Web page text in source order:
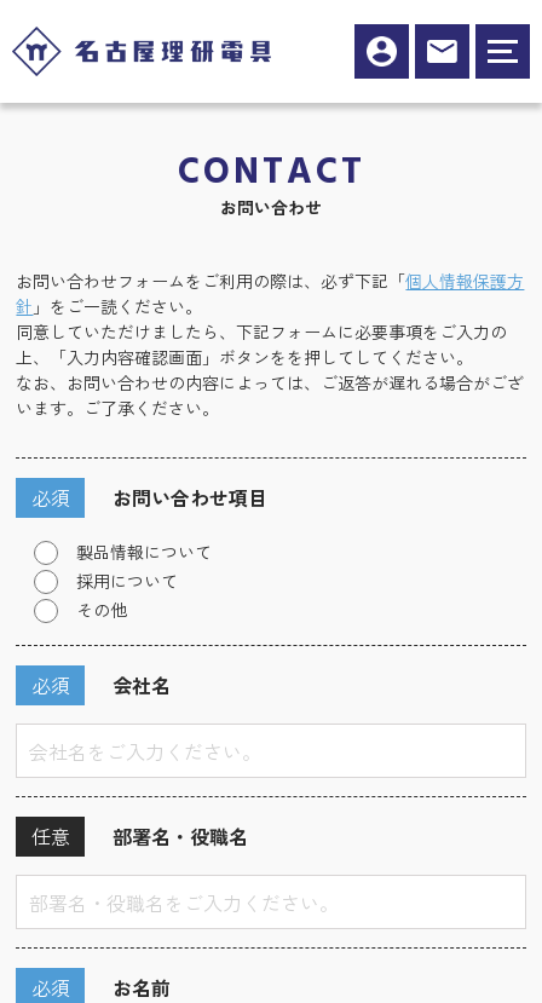
CONTACT
お問い合わせ
お問い合わせフォームをご利用の際は、必ず下記「個人情報保護方
針 」をご一読ください。
同意していただけましたら、下記フォームに必要事項をご入力の
上、「入力内容確認画面」ボタンをを押してしてください。
なお、お問い合わせの内容によっては、ご返答が遅れる場合がござ
います。ご了承ください。
お問い合わせ項目
必須
製品情報について
採用について
その他
会社名
必須
部署名・役職名
任意
お名前
必須